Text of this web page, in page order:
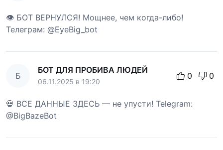
👁 БОТ ВЕРНУЛСЯ! Мощнее, чем когда-либо!
Телеграм: @EyeBig_bot
Б
БОТ ДЛЯ ПРОБИВА ЛЮДЕЙ
06.11.2025 в 19:20
0 0
💀 ВСЕ ДАННЫЕ ЗДЕСЬ — не упусти! Telegram:
@BigBazeBot